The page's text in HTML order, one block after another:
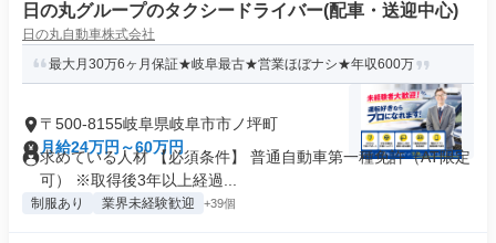
日の丸グループのタクシードライバー(配車・送迎中心)
日の丸自動車株式会社
最大月30万6ヶ月保証★岐阜最古★営業ほぼナシ★年収600万
〒500-8155岐阜県岐阜市市ノ坪町
月給24万円～60万円
求めている人材 【必須条件】 普通自動車第一種免許（AT限定
可） ※取得後3年以上経過...
制服あり 業界未経験歓迎 +39個